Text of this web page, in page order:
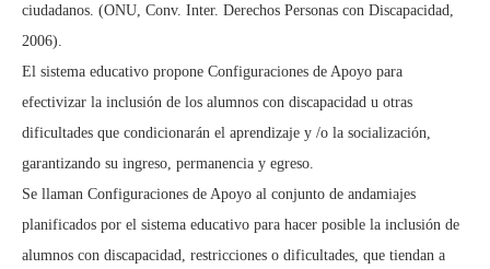
ciudadanos. (ONU, Conv. Inter. Derechos Personas con Discapacidad,
2006).
El sistema educativo propone Configuraciones de Apoyo para
efectivizar la inclusión de los alumnos con discapacidad u otras
dificultades que condicionarán el aprendizaje y /o la socialización,
garantizando su ingreso, permanencia y egreso.
Se llaman Configuraciones de Apoyo al conjunto de andamiajes
planificados por el sistema educativo para hacer posible la inclusión de
alumnos con discapacidad, restricciones o dificultades, que tiendan a